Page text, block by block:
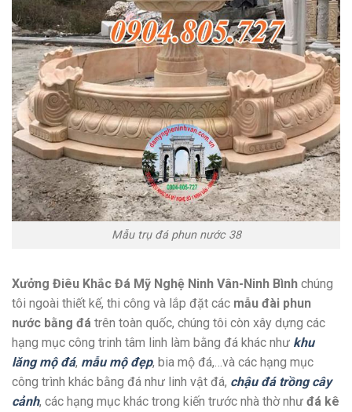
Mẫu trụ đá phun nước 38
Xưởng Điêu Khắc Đá Mỹ Nghệ Ninh Vân-Ninh Bình chúng
tôi ngoài thiết kế, thi công và lắp đặt các mẫu đài phun
nước bằng đá trên toàn quốc, chúng tôi còn xây dựng các
hạng mục công trinh tâm linh làm bằng đá khác như khu
lăng mộ đá, mẫu mộ đẹp, bia mộ đá,…và các hạng mục
công trình khác bằng đá như linh vật đá, chậu đá trồng cây
cảnh, các hạng mục khác trong kiến trước nhà thờ như đá kê